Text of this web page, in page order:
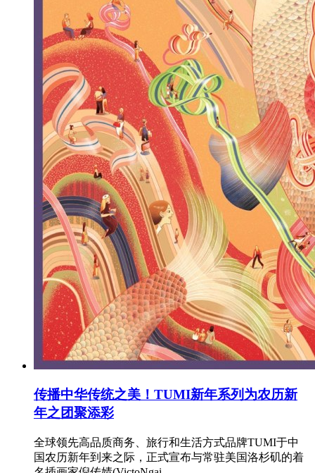
传播中华传统之美！TUMI新年系列为农历新
年之团聚添彩
全球领先高品质商务、旅行和生活方式品牌TUMI于中
国农历新年到来之际，正式宣布与常驻美国洛杉矶的着